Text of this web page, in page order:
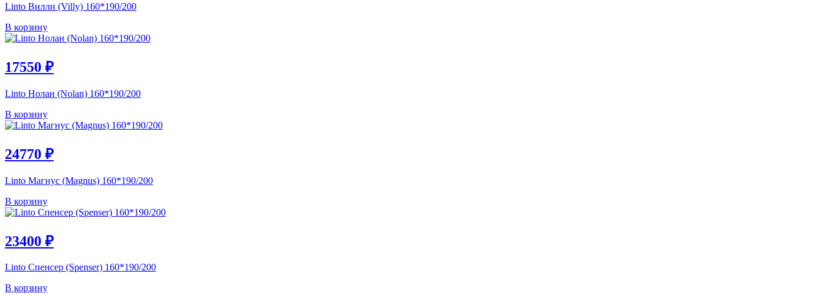
Linto Вилли (Villy) 160*190/200
В корзину
17550 ₽
Linto Нолан (Nolan) 160*190/200
В корзину
24770 ₽
Linto Магнус (Magnus) 160*190/200
В корзину
23400 ₽
Linto Спенсер (Spenser) 160*190/200
В корзину